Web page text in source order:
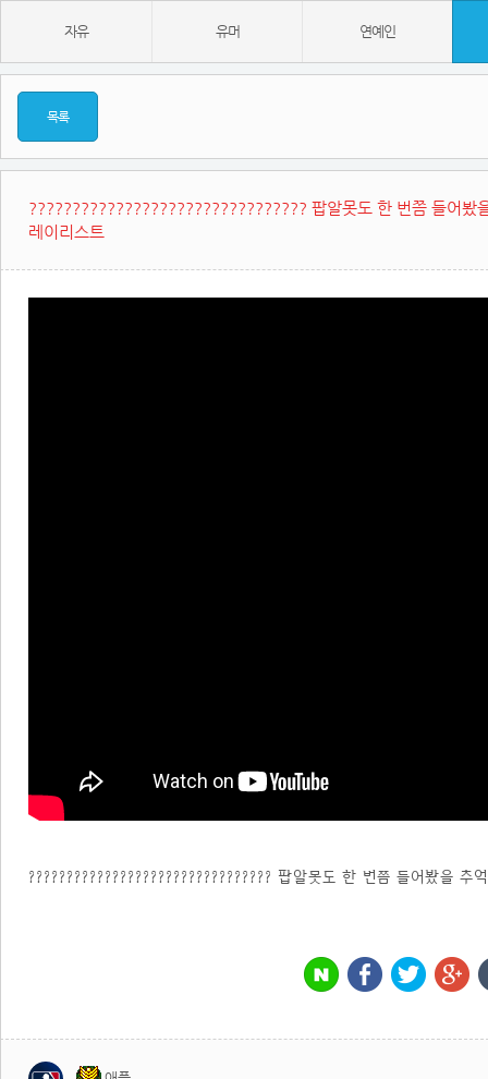
자유 유머 연예인
목록
???????????????????????????????? 팝알못도 한 번쯤 들어봤
레이리스트
???????????????????????????????? 팝알못도 한 번쯤 들어봤을 추